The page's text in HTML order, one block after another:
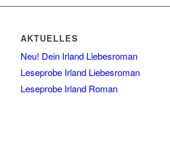
AKTUELLES
Neu! Dein Irland Liebesroman
Leseprobe Irland Liebesroman
Leseprobe Irland Roman